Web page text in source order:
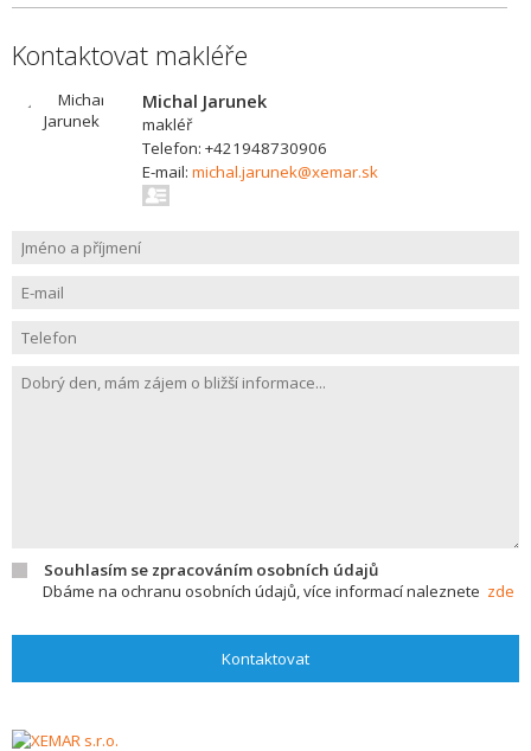
Kontaktovat makléře
Michal Jarunek
makléř
Telefon: +421948730906
E-mail: michal.jarunek@xemar.sk
Souhlasím se zpracováním osobních údajů
Dbáme na ochranu osobních údajů, více informací naleznete zde
Kontaktovat